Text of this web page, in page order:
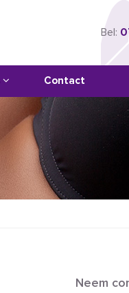
Bel:
Contact
Neem